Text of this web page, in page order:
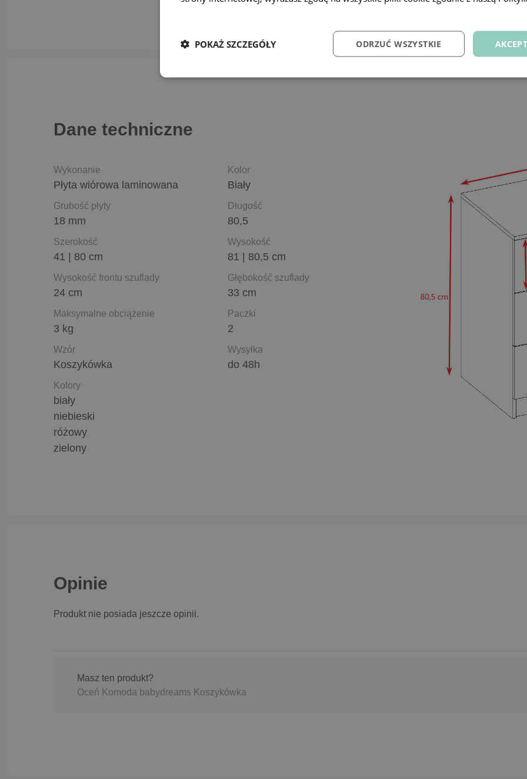
Dane techniczne
Wykonanie
Płyta wiórowa laminowana
Kolor
Biały
Grubość płyty
18 mm
Długość
80,5
Szerokość
41 | 80 cm
Wysokość
81 | 80,5 cm
Wysokość frontu szuflady
24 cm
Głębokość szuflady
33 cm
Maksymalne obciążenie
3 kg
Paczki
2
Wzór
Koszykówka
Wysyłka
do 48h
Kolory
biały
niebieski
różowy
zielony
Opinie
Produkt nie posiada jeszcze opinii.
Masz ten produkt?
Oceń Komoda babydreams Koszykówka
ODRZUĆ WSZYSTKIE
POKAŻ SZCZEGÓŁY